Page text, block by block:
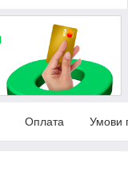
Оплата Умови